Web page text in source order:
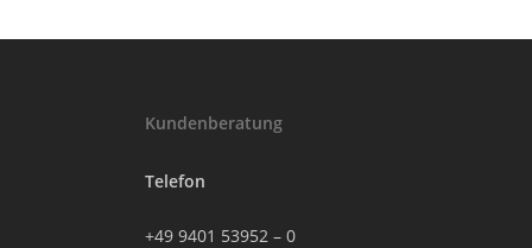
Kundenberatung
Telefon
+49 9401 53952 – 0